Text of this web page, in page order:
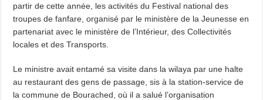
partir de cette année, les activités du Festival national des
troupes de fanfare, organisé par le ministère de la Jeunesse en
partenariat avec le ministère de l’Intérieur, des Collectivités
locales et des Transports.
Le ministre avait entamé sa visite dans la wilaya par une halte
au restaurant des gens de passage, sis à la station-service de
la commune de Bourached, où il a salué l’organisation